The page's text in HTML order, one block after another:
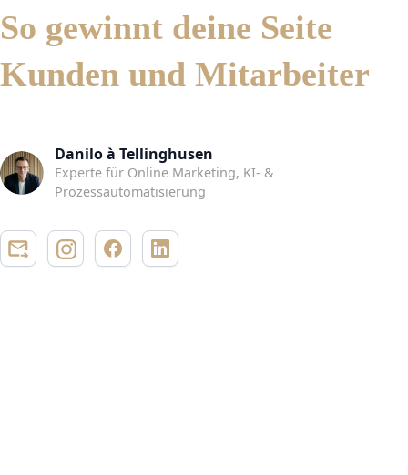
So gewinnt deine Seite
Kunden und Mitarbeiter
Danilo à Tellinghusen
Experte für Online Marketing, KI- &
Prozessautomatisierung